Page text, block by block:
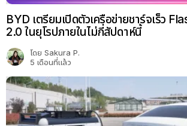
BYD เตรียมเปิดตัวเครือข่ายชาร์จเร็ว
2.0 ในยุโรปภายในไม่กี่สัปดาห์นี้
โดย Sakura P.
5 เดือนที่แล้ว